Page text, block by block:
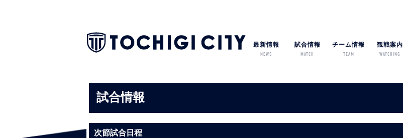
最新情報
NEWS
試合情報
MATCH
チーム情報
TEAM
観戦案内
WATCHING
試合情報
次節試合日程